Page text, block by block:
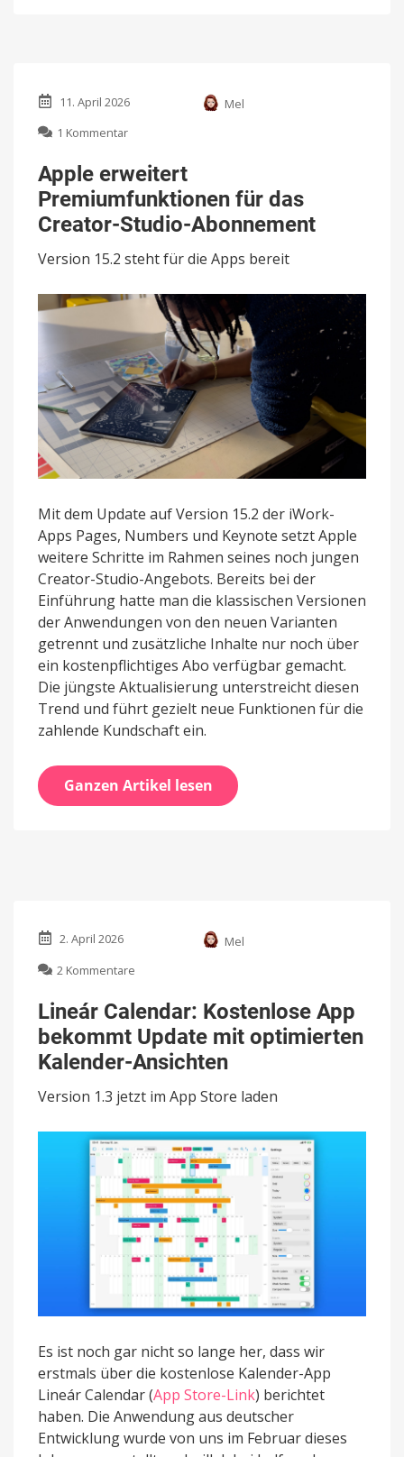
11. April 2026
Mel
1 Kommentar
erweitert
Premiumfunktionen
für
das
Creator-
Studio-
Abonnement
Apple erweitert
Premiumfunktionen für das
Creator-Studio-Abonnement
Version 15.2 steht für die Apps bereit
Mit dem Update auf Version 15.2 der iWork-
Apps Pages, Numbers und Keynote setzt Apple
weitere Schritte im Rahmen seines noch jungen
Creator-Studio-Angebots. Bereits bei der
Einführung hatte man die klassischen Versionen
der Anwendungen von den neuen Varianten
getrennt und zusätzliche Inhalte nur noch über
ein kostenpflichtiges Abo verfügbar gemacht.
Die jüngste Aktualisierung unterstreicht diesen
Trend und führt gezielt neue Funktionen für die
zahlende Kundschaft ein.
Ganzen Artikel lesen
2. April 2026
Mel
2 Kommentare
Calendar:
Kostenlose
App
bekommt
Update
mit
optimierten
Ansichten
Lineár Calendar: Kostenlose App
bekommt Update mit optimierten
Kalender-Ansichten
Version 1.3 jetzt im App Store laden
Es ist noch gar nicht so lange her, dass wir
erstmals über die kostenlose Kalender-App
Lineár Calendar (App Store-Link) berichtet
haben. Die Anwendung aus deutscher
Entwicklung wurde von uns im Februar dieses